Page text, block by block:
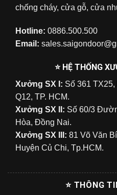
chống cháy, cửa gỗ, cửa
Hotline: 0886.500.500
Email:
⭐ HỆ THỐNG
Xưởng SX I: Số 361
Q12, TP. HCM.
Xưởng SX II: Số 60/3
Hòa, Đồng Nai.
Xưởng SX III: 81 Võ Văn
Huyện Củ Chi, Tp.HCM.
⭐ THÔNG